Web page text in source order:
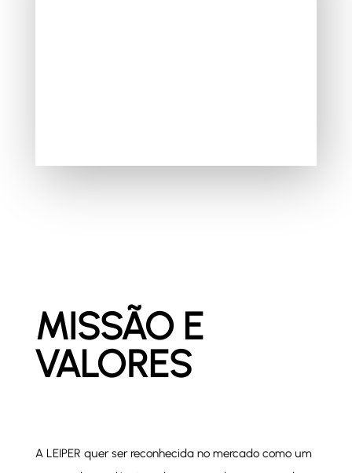
MISSÃO E
VALORES
A LEIPER quer ser reconhecida no mercado como um